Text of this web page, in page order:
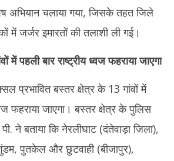
अभियान चलाया गया, जिसके तहत जिले
जर्जर इमारतों की तलाशी ली गई।
में पहली बार राष्ट्रीय ध्वज फहराया जाएगा
प्रभावित बस्तर क्षेत्र के 13 गांवों में
फहराया जाएगा। बस्तर क्षेत्र के पुलिस
ने बताया कि नेरलीघाट (दंतेवाड़ा जिला),
पुतकेल और छुटवाही (बीजापुर),